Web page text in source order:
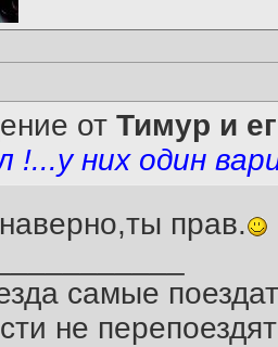
от Тимур и
!...у них один
прав.
самые
не